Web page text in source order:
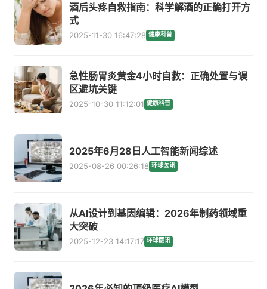
酒后头疼自救指南：科学解酒的正确打开方
式
2025-11-30 16:47:28 健康科普
急性肠胃炎黄金4小时自救：正确处置与误
区避坑关键
2025-10-30 11:12:01 健康科普
2025年6月28日人工智能新闻综述
2025-08-26 00:26:18 环球医讯
从AI设计到基因编辑：2026年制药领域重
大突破
2025-12-23 14:17:17 环球医讯